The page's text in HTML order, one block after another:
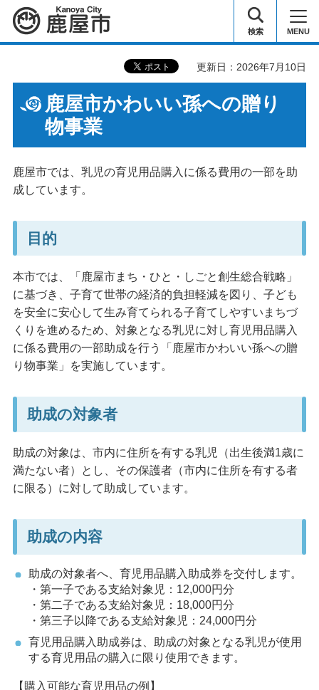
鹿屋市 検索 MENU
更新日：2026年7月10日
鹿屋市かわいい孫への贈り
物事業
鹿屋市では、乳児の育児用品購入に係る費用の一部を助
成しています。
目的
本市では、「鹿屋市まち・ひと・しごと創生総合戦略」
に基づき、子育て世帯の経済的負担軽減を図り、子ども
を安全に安心して生み育てられる子育てしやすいまちづ
くりを進めるため、対象となる乳児に対し育児用品購入
に係る費用の一部助成を行う「鹿屋市かわいい孫への贈
り物事業」を実施しています。
助成の対象者
助成の対象は、市内に住所を有する乳児（出生後満1歳に
満たない者）とし、その保護者（市内に住所を有する者
に限る）に対して助成しています。
助成の内容
助成の対象者へ、育児用品購入助成券を交付します。
・第一子である支給対象児：12,000円分
・第二子である支給対象児：18,000円分
・第三子以降である支給対象児：24,000円分
育児用品購入助成券は、助成の対象となる乳児が使用
する育児用品の購入に限り使用できます。
【購入可能な育児用品の例】